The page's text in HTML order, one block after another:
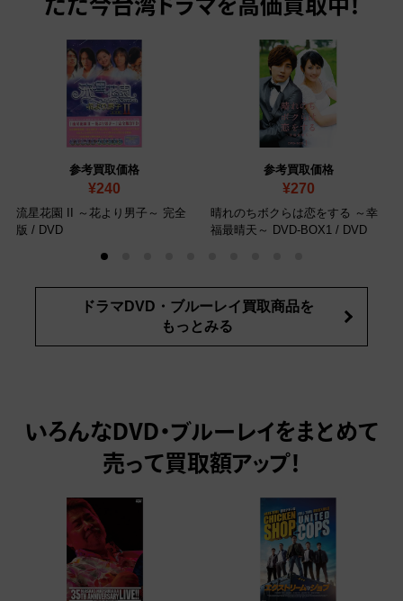
ただ今台湾ドラマを高価買取中！
参考買取価格
¥240
流星花園 II ～花より男子～ 完全
版 / DVD
参考買取価格
¥270
晴れのちボクらは恋をする ～幸
福最晴天～ DVD-BOX1 / DVD
ドラマDVD・ブルーレイ買取商品を
もっとみる
いろんなDVD・ブルーレイをまとめて
売って 買取額アップ！